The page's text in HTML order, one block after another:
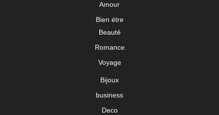
Amour
Bien étre
Beauté
Romance
Voyage
Bijoux
business
Deco